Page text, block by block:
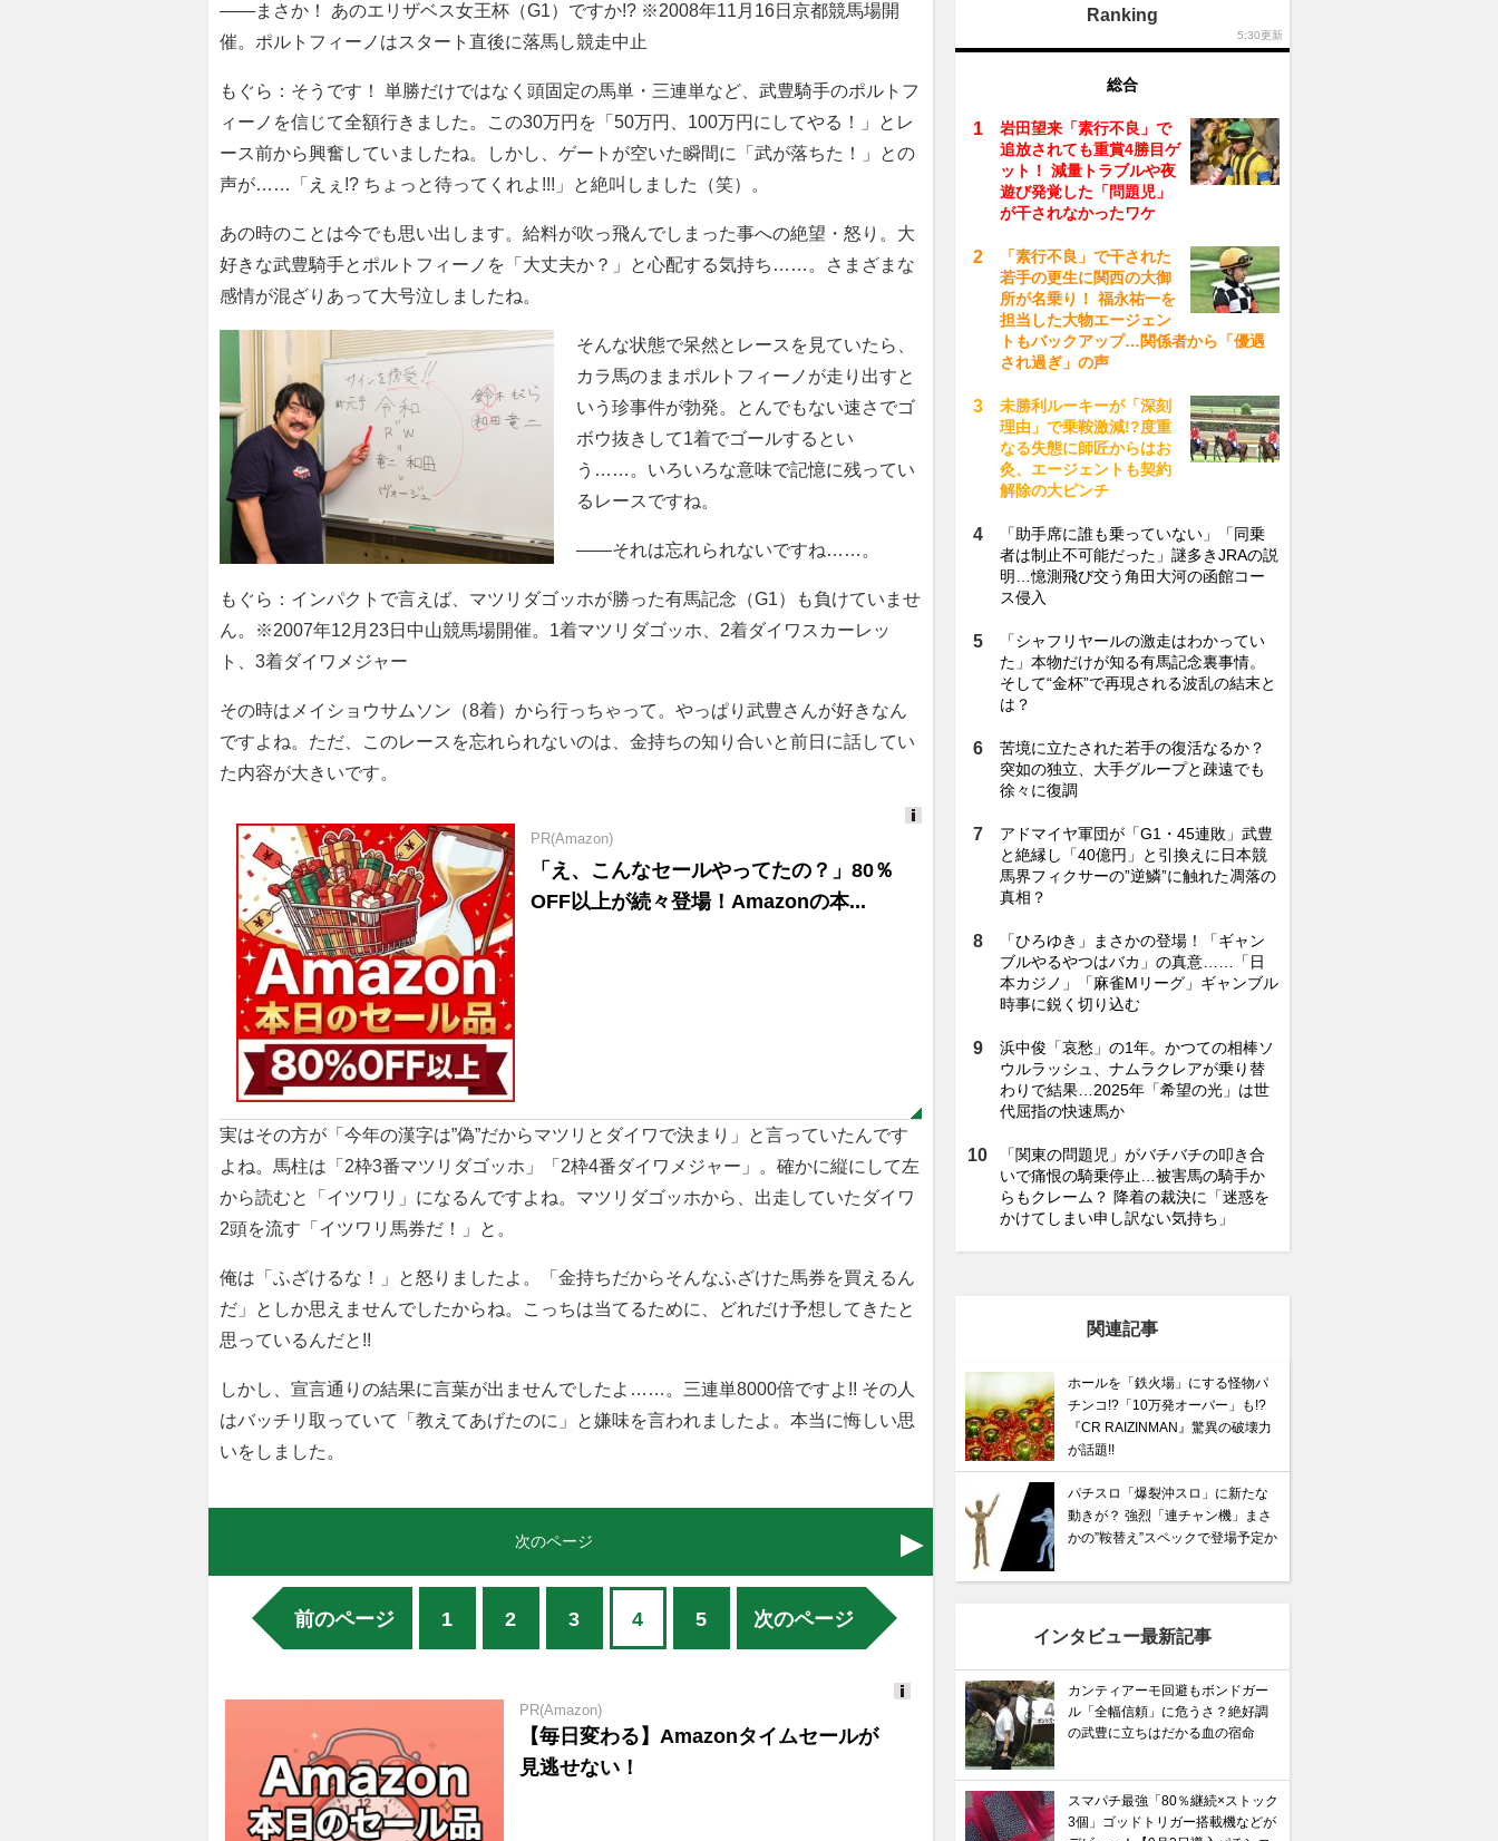
――まさか！ あのエリザベス女王杯（G1）ですか!? ※2008年11月16日京都競馬場開
催。ポルトフィーノはスタート直後に落馬し競走中止
もぐら：そうです！ 単勝だけではなく頭固定の馬単・三連単など、武豊騎手のポルトフ
ィーノを信じて全額行きました。この30万円を「50万円、100万円にしてやる！」とレ
ース前から興奮していましたね。しかし、ゲートが空いた瞬間に「武が落ちた！」との
声が……「えぇ!? ちょっと待ってくれよ!!!」と絶叫しました（笑）。
あの時のことは今でも思い出します。給料が吹っ飛んでしまった事への絶望・怒り。大
好きな武豊騎手とポルトフィーノを「大丈夫か？」と心配する気持ち……。さまざまな
感情が混ざりあって大号泣しましたね。
そんな状態で呆然とレースを見ていたら、
カラ馬のままポルトフィーノが走り出すと
いう珍事件が勃発。とんでもない速さでゴ
ボウ抜きして1着でゴールするとい
う……。いろいろな意味で記憶に残ってい
るレースですね。
――それは忘れられないですね……。
もぐら：インパクトで言えば、マツリダゴッホが勝った有馬記念（G1）も負けていませ
ん。※2007年12月23日中山競馬場開催。1着マツリダゴッホ、2着ダイワスカーレッ
ト、3着ダイワメジャー
その時はメイショウサムソン（8着）から行っちゃって。やっぱり武豊さんが好きなん
ですよね。ただ、このレースを忘れられないのは、金持ちの知り合いと前日に話してい
た内容が大きいです。
PR(Amazon)
「え、こんなセールやってたの？」80％
OFF以上が続々登場！Amazonの本...
PR(Amazon)
【毎日変わる】Amazonタイムセールが
見逃せない！
PR(株式会社アルファーテクノ)
実はその方が「今年の漢字は”偽”だからマツリとダイワで決まり」と言っていたんです
よね。馬柱は「2枠3番マツリダゴッホ」「2枠4番ダイワメジャー」。確かに縦にして左
から読むと「イツワリ」になるんですよね。マツリダゴッホから、出走していたダイワ
2頭を流す「イツワリ馬券だ！」と。
俺は「ふざけるな！」と怒りましたよ。「金持ちだからそんなふざけた馬券を買えるん
だ」としか思えませんでしたからね。こっちは当てるために、どれだけ予想してきたと
思っているんだと!!
しかし、宣言通りの結果に言葉が出ませんでしたよ……。三連単8000倍ですよ!! その人
はバッチリ取っていて「教えてあげたのに」と嫌味を言われましたよ。本当に悔しい思
いをしました。
次のページ
前のページ 1 2 3 4 5 次のページ
PR(Amazon)
【毎日変わる】Amazonタイムセールが
見逃せない！
Ranking
5:30更新
総合
岩田望来「素行不良」で
追放されても重賞4勝目ゲ
ット！ 減量トラブルや夜
遊び発覚した「問題児」
が干されなかったワケ
「素行不良」で干された
若手の更生に関西の大御
所が名乗り！ 福永祐一を
担当した大物エージェン
トもバックアップ…関係者から「優遇
され過ぎ」の声
未勝利ルーキーが「深刻
理由」で乗鞍激減!?度重
なる失態に師匠からはお
灸、エージェントも契約
解除の大ピンチ
「助手席に誰も乗っていない」「同乗
者は制止不可能だった」謎多きJRAの説
明…憶測飛び交う角田大河の函館コー
ス侵入
「シャフリヤールの激走はわかってい
た」本物だけが知る有馬記念裏事情。
そして“金杯”で再現される波乱の結末と
は？
苦境に立たされた若手の復活なるか？
突如の独立、大手グループと疎遠でも
徐々に復調
アドマイヤ軍団が「G1・45連敗」武豊
と絶縁し「40億円」と引換えに日本競
馬界フィクサーの”逆鱗”に触れた凋落の
真相？
「ひろゆき」まさかの登場！「ギャン
ブルやるやつはバカ」の真意……「日
本カジノ」「麻雀Mリーグ」ギャンブル
時事に鋭く切り込む
浜中俊「哀愁」の1年。かつての相棒ソ
ウルラッシュ、ナムラクレアが乗り替
わりで結果…2025年「希望の光」は世
代屈指の快速馬か
「関東の問題児」がバチバチの叩き合
いで痛恨の騎乗停止…被害馬の騎手か
らもクレーム？ 降着の裁決に「迷惑を
かけてしまい申し訳ない気持ち」
関連記事
ホールを「鉄火場」にする怪物パ
チンコ!?「10万発オーバー」も!?
『CR RAIZINMAN』驚異の破壊力
が話題!!
パチスロ「爆裂沖スロ」に新たな
動きが？ 強烈「連チャン機」まさ
かの”鞍替え”スペックで登場予定か
インタビュー最新記事
カンティアーモ回避もボンドガー
ル「全幅信頼」に危うさ？絶好調
の武豊に立ちはだかる血の宿命
スマパチ最強「80％継続×ストック
3個」ゴッドトリガー搭載機などが